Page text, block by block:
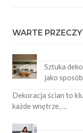
WARTE
Sztuka
jako
Dekoracja ścian to
każde wnętrze, …